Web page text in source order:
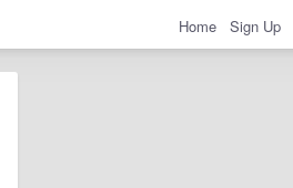
Home Sign Up